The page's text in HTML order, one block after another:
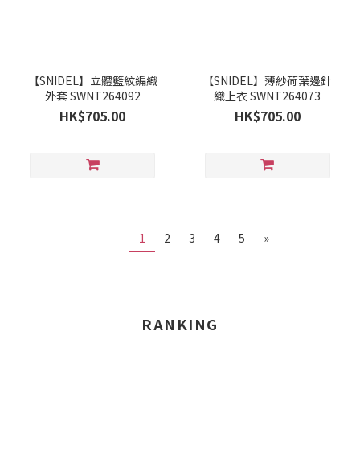
【SNIDEL】立體籃紋編織
外套 SWNT264092
HK$705.00
【SNIDEL】薄紗荷葉邊針
織上衣 SWNT264073
HK$705.00
1 2 3 4 5 »
RANKING